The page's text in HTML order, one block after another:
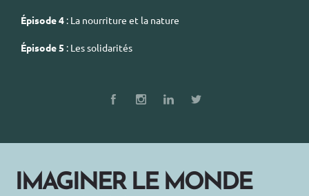
Épisode 4 : La nourriture et la nature
Épisode 5 : Les solidarités
IMAGINER LE MONDE